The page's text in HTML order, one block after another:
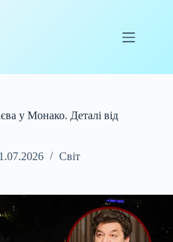
у Монако. Деталі від
Світ